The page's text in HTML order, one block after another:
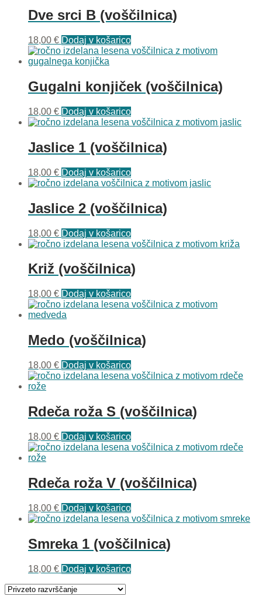
Dve srci B (voščilnica)
18,00 € Dodaj v košarico
Gugalni konjiček (voščilnica)
18,00 € Dodaj v košarico
Jaslice 1 (voščilnica)
18,00 € Dodaj v košarico
Jaslice 2 (voščilnica)
18,00 € Dodaj v košarico
Križ (voščilnica)
18,00 € Dodaj v košarico
Medo (voščilnica)
18,00 € Dodaj v košarico
Rdeča roža S (voščilnica)
18,00 € Dodaj v košarico
Rdeča roža V (voščilnica)
18,00 € Dodaj v košarico
Smreka 1 (voščilnica)
18,00 € Dodaj v košarico